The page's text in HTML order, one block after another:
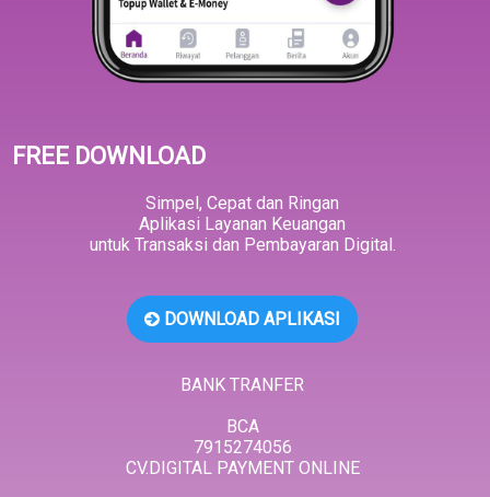
FREE DOWNLOAD
Simpel, Cepat dan Ringan
Aplikasi Layanan Keuangan
untuk Transaksi dan Pembayaran Digital.
DOWNLOAD APLIKASI
BANK TRANFER
BCA
7915274056
CV.DIGITAL PAYMENT ONLINE